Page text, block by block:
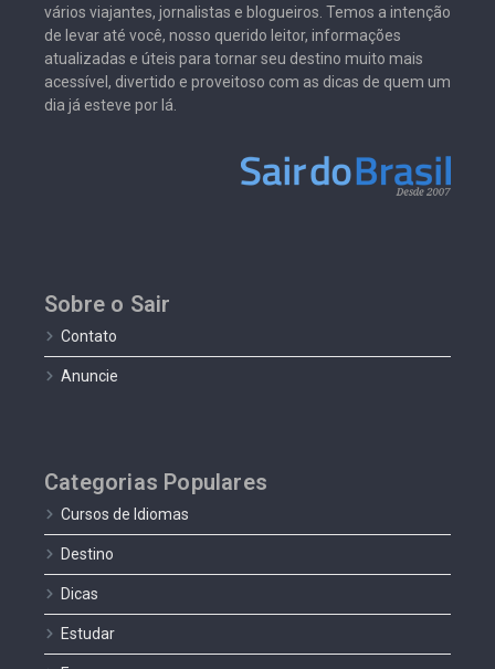
vários viajantes, jornalistas e blogueiros. Temos a intenção
de levar até você, nosso querido leitor, informações
atualizadas e úteis para tornar seu destino muito mais
acessível, divertido e proveitoso com as dicas de quem um
dia já esteve por lá.
Sobre o Sair
Contato
Anuncie
Categorias Populares
Cursos de Idiomas
Destino
Dicas
Estudar